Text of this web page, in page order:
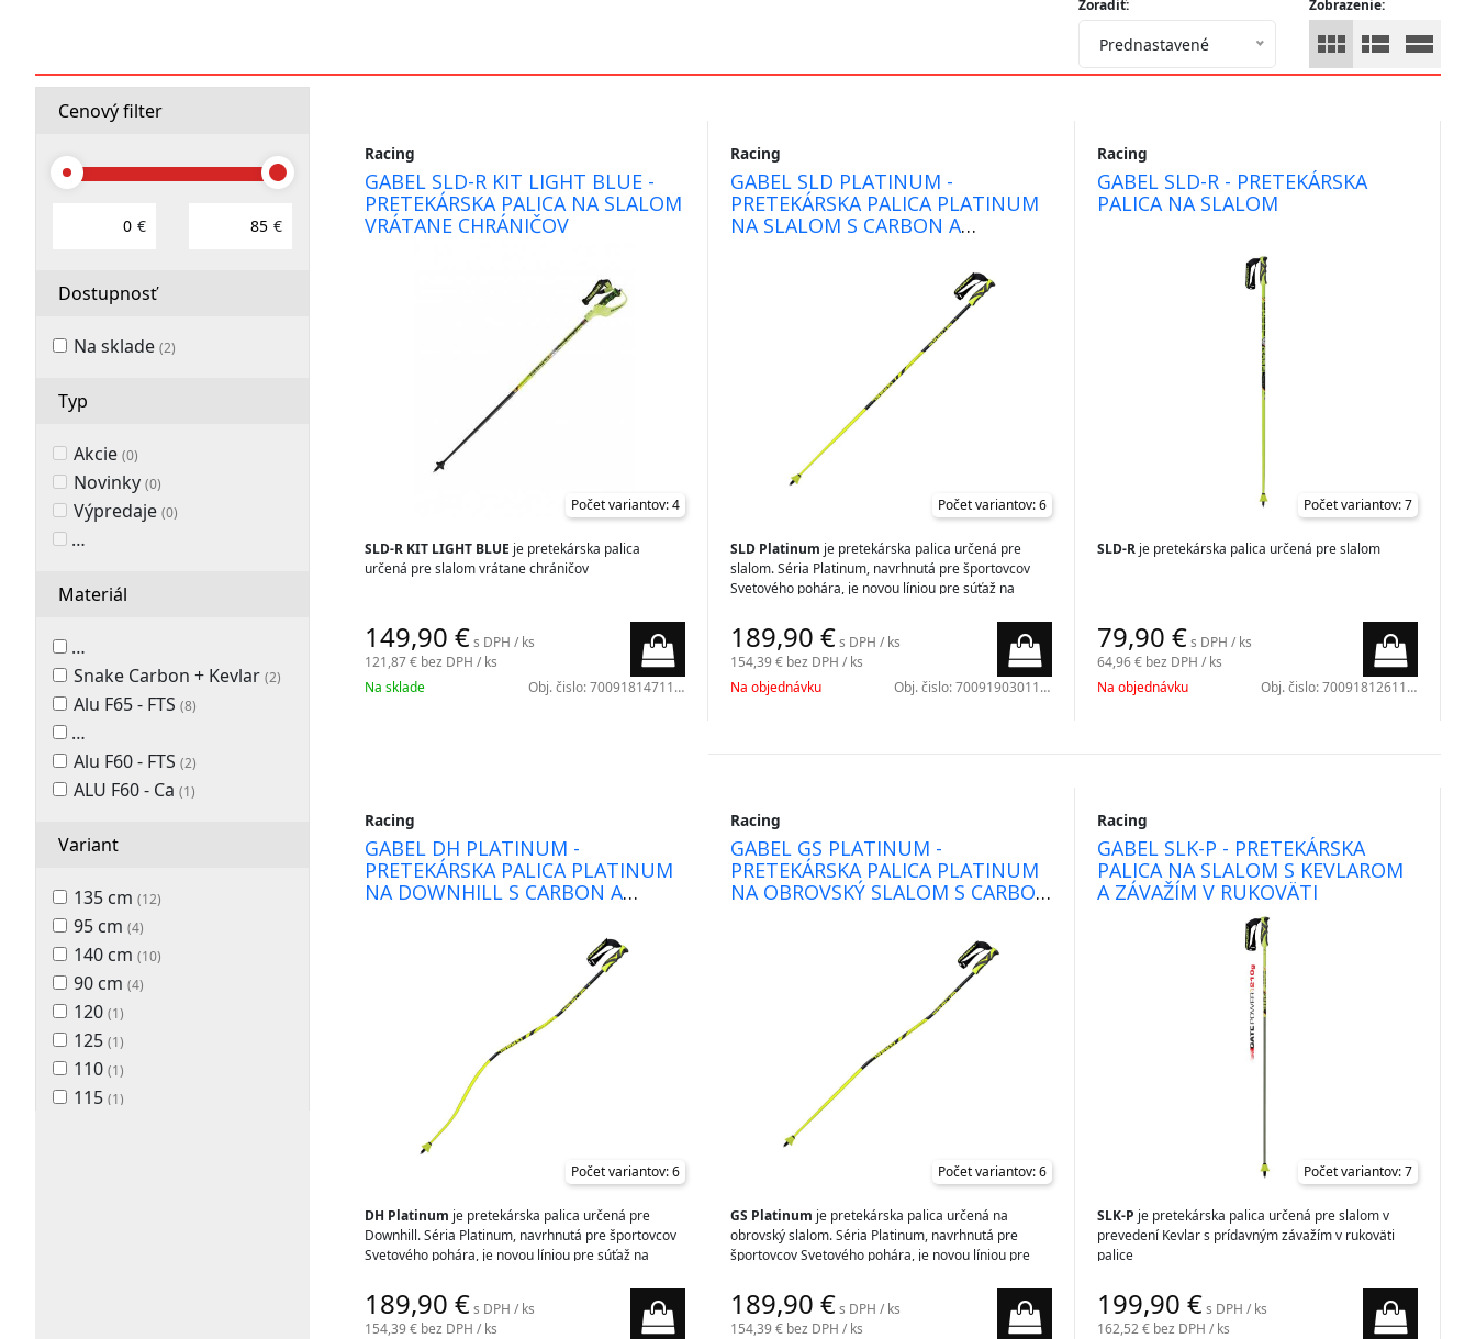
legíny,
kraťasy,
ponožky,
multifunkčné
topánky,
palice
doplnky.
Zobrazenie:
Zoradiť:
Prednastavené
Cenový filter
€ €
Dostupnosť
Na sklade (2)
Typ
Akcie (0)
Novinky (0)
Výpredaje (0)
OBĽÚBENÉ PRODUKTY
Materiál
Alu F65 + Carbon + Kevlar
Snake Carbon + Kevlar (2)
Alu F65 - FTS (8)
Alu F60 + Carbon + Kevlar
Alu F60 - FTS (2)
ALU F60 - Ca (1)
Variant
135 cm (12)
95 cm (4)
140 cm (10)
90 cm (4)
120 (1)
125 (1)
110 (1)
115 (1)
Racing
GABEL SLD-R KIT LIGHT BLUE -
PRETEKÁRSKA PALICA NA SLALOM
VRÁTANE CHRÁNIČOV
Počet variantov: 4
SLD-R KIT LIGHT BLUE je pretekárska palica
určená pre slalom vrátane chráničov
149,90 €s DPH / ks
121,87 € bez DPH / ks
Na sklade
Obj. čislo:7009181471100
Racing
GABEL SLD PLATINUM -
PRETEKÁRSKA PALICA PLATINUM
NA SLALOM S CARBON A
Počet variantov: 6
SLD Platinum je pretekárska palica určená pre
slalom. Séria Platinum, navrhnutá pre športovcov
Svetového pohára, je novou líniou pre súťaž na
189,90 €s DPH / ks
154,39 € bez DPH / ks
Na objednávku
Obj. čislo:7009190301100
Racing
GABEL SLD-R - PRETEKÁRSKA
PALICA NA SLALOM
Počet variantov: 7
SLD-Rje pretekárska palica určená pre slalom
79,90 € s DPH / ks
64,96 € bez DPH / ks
Na objednávku
Obj. čislo:7009181261100
Racing
GABEL DH PLATINUM -
PRETEKÁRSKA PALICA PLATINUM
NA DOWNHILL S CARBON A
Počet variantov: 6
DH Platinum je pretekárska palica určená pre
Downhill. Séria Platinum, navrhnutá pre športovcov
Svetového pohára, je novou líniou pre súťaž na
189,90 €s DPH / ks
154,39 € bez DPH / ks
Racing
GABEL GS PLATINUM -
PRETEKÁRSKA PALICA PLATINUM
NA OBROVSKÝ SLALOM S CARBON
Počet variantov: 6
GS Platinum je pretekárska palica určená na
obrovský slalom. Séria Platinum, navrhnutá pre
športovcov Svetového pohára, je novou líniou pre
Gabel.
189,90 €s DPH / ks
154,39 € bez DPH / ks
Racing
GABEL SLK-P - PRETEKÁRSKA
PALICA NA SLALOM S KEVLAROM
A ZÁVAŽÍM V RUKOVÄTI
Počet variantov: 7
SLK-P je pretekárska palica určená pre slalom v
prevedení Kevlar s prídavným závažím v rukoväti
palice
199,90 € s DPH / ks
162,52 € bez DPH / ks